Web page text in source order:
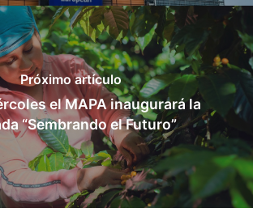
Próximo artículo
el MAPA inaugurará la
“Sembrando el Futuro”